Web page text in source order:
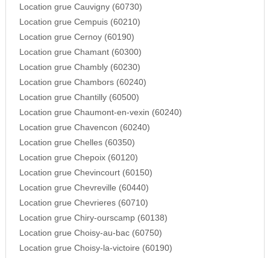
Location grue Cauvigny (60730)
Location grue Cempuis (60210)
Location grue Cernoy (60190)
Location grue Chamant (60300)
Location grue Chambly (60230)
Location grue Chambors (60240)
Location grue Chantilly (60500)
Location grue Chaumont-en-vexin (60240)
Location grue Chavencon (60240)
Location grue Chelles (60350)
Location grue Chepoix (60120)
Location grue Chevincourt (60150)
Location grue Chevreville (60440)
Location grue Chevrieres (60710)
Location grue Chiry-ourscamp (60138)
Location grue Choisy-au-bac (60750)
Location grue Choisy-la-victoire (60190)